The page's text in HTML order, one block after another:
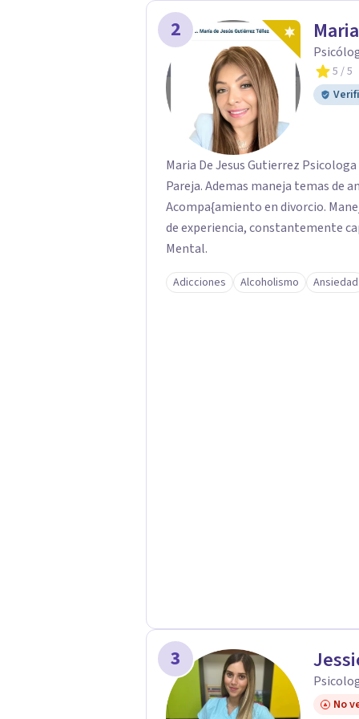
es una de las mejores opciones para acompañarte.
interno, cambias tu forma de
2
5 / 5
Maria De Jesus Gutierrez
Pareja. Ademas maneja temas de
Acompa{amiento en divorcio.
de experiencia, constantemente
Mental.
Adicciones Alcoholismo Ansiedad
3
No